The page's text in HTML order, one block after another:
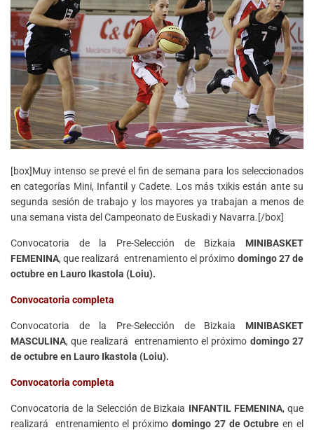
[box]Muy intenso se prevé el fin de semana para los seleccionados
en categorías Mini, Infantil y Cadete. Los más txikis están ante su
segunda sesión de trabajo y los mayores ya trabajan a menos de
una semana vista del Campeonato de Euskadi y Navarra.[/box]
Convocatoria de la Pre-Selección de Bizkaia MINIBASKET
FEMENINA, que realizará entrenamiento el próximo domingo 27 de
octubre en Lauro Ikastola (Loiu).
Convocatoria completa
Convocatoria de la Pre-Selección de Bizkaia MINIBASKET
MASCULINA, que realizará entrenamiento el próximo domingo 27
de octubre en Lauro Ikastola (Loiu).
Convocatoria completa
Convocatoria de la Selección de Bizkaia INFANTIL FEMENINA, que
realizará entrenamiento el próximo domingo 27 de Octubre en el